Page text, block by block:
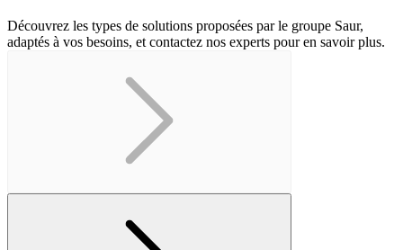
Découvrez les types de solutions proposées par le groupe Saur,
adaptés à vos besoins, et contactez nos experts pour en savoir plus.